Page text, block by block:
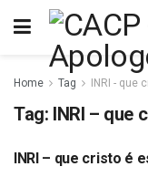
Home Tag INRI - que
Tag: INRI – que
PSEUDOCRISTÃS
INRI – que cristo é